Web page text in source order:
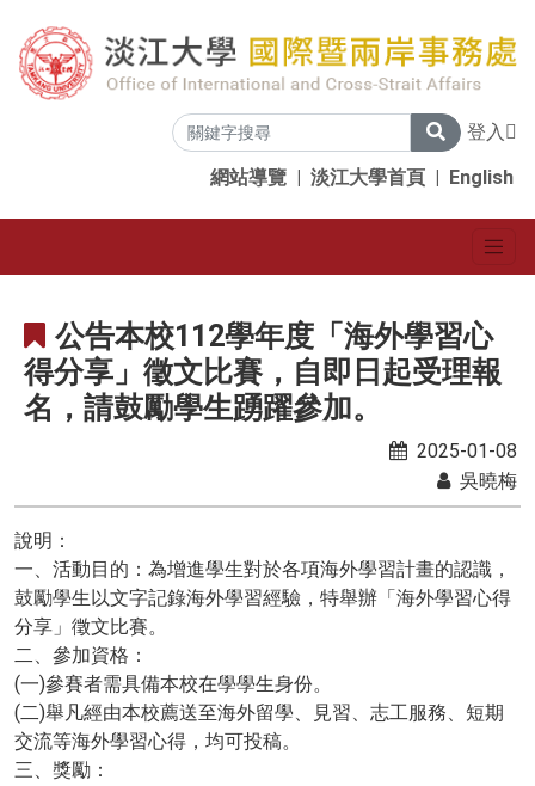
登入
網站導覽 | 淡江大學首頁 | English
公告本校112學年度「海外學習心
得分享」徵文比賽，自即日起受理報
名，請鼓勵學生踴躍參加。
2025-01-08
吳曉梅
說明：
一、活動目的：為增進學生對於各項海外學習計畫的認識，
鼓勵學生以文字記錄海外學習經驗，特舉辦「海外學習心得
分享」徵文比賽。
二、參加資格：
(一)參賽者需具備本校在學學生身份。
(二)舉凡經由本校薦送至海外留學、見習、志工服務、短期
交流等海外學習心得，均可投稿。
三、獎勵：